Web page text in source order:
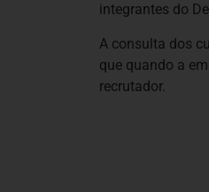
integrantes do
A consulta dos
que quando a
recrutador.